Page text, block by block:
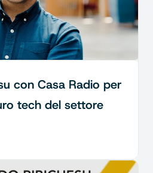
con Casa Radio per
tech del settore